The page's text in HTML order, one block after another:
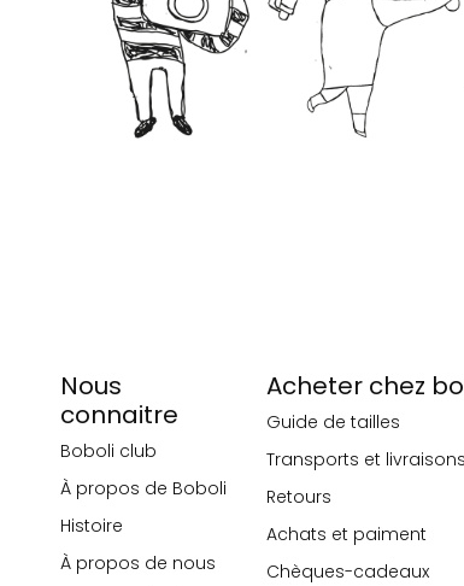
Nous
connaitre
Boboli club
À propos de Boboli
Histoire
À propos de nous
Acheter chez
Guide de tailles
Transports et livraisons
Retours
Achats et paiment
Chèques-cadeaux